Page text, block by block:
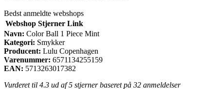
Bedst anmeldte webshops
Webshop Stjerner Link
Navn: Color Ball 1 Piece Mint
Kategori: Smykker
Producent: Lulu Copenhagen
Varenummer: 6571134255159
EAN: 5713263017382
Vurderet til 4.3 ud af 5 stjerner baseret på 32 anmeldelser